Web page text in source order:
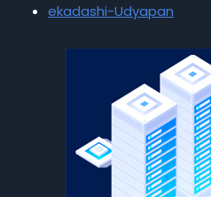
ekadashi-Udyapan